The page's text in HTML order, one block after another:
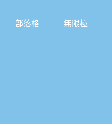
部落格 無限極